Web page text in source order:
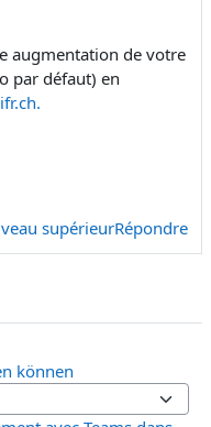
augmentation de votre
par défaut) en
supérieurRépondre
können